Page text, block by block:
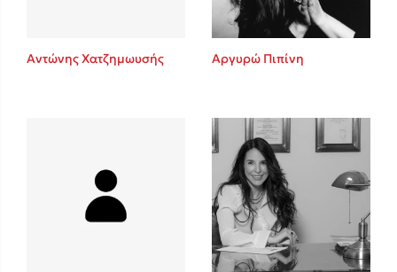
Αντώνης Χατζημωυσής Αργυρώ Πιπίνη